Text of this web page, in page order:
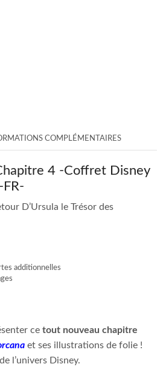
COMPLÉMENTAIRES
4 -Coffret Disney
FR-
D’Ursula le Trésor des
additionnelles
ce tout nouveau chapitre
et ses illustrations de folie !
l’univers Disney.